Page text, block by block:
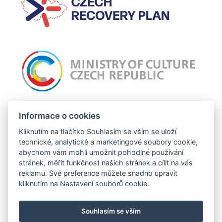
grafický redesign webu a zlepšení uživatelské zkušnosti. Tato operace je
Tento projekt je financován se státní podporou Technologické agentury ČR a
Ministerstva průmyslu a obchodu ČR v rámci Programu TREND.
Informace o cookies
Kliknutím na tlačítko Souhlasím se vším se uloží
technické, analytické a marketingové soubory cookie,
abychom vám mohli umožnit pohodlné používání
stránek, měřit funkčnost našich stránek a cílit na vás
reklamu. Své preference můžete snadno upravit
kliknutím na Nastavení souborů cookie.
Souhlasím se vším